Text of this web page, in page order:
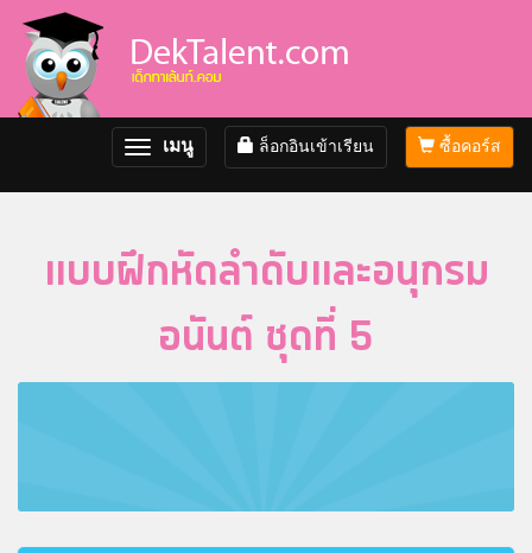
ซื้อคอร์ส
ล็อกอินเข้าเรียน
Toggle
navigation
เมนู
แบบฝึกหัดลำดับและอนุกรม
อนันต์ ชุดที่ 5